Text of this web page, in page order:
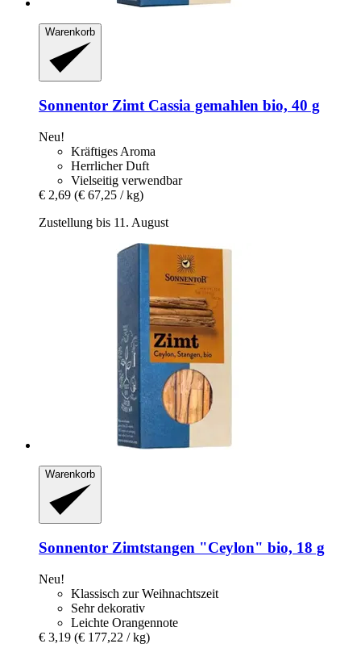
Warenkorb
Sonnentor Zimt Cassia gemahlen bio, 40 g
Neu!
Kräftiges Aroma
Herrlicher Duft
Vielseitig verwendbar
€ 2,69 (€ 67,25 / kg)
Zustellung bis 11. August
Warenkorb
Sonnentor Zimtstangen "Ceylon" bio, 18 g
Neu!
Klassisch zur Weihnachtszeit
Sehr dekorativ
Leichte Orangennote
€ 3,19 (€ 177,22 / kg)